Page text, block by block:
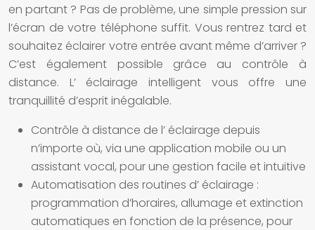
en partant ? Pas de problème, une simple pression sur
l’écran de votre téléphone suffit. Vous rentrez tard et
souhaitez éclairer votre entrée avant même d’arriver ?
C’est également possible grâce au contrôle à
distance. L’ éclairage intelligent vous offre une
tranquillité d’esprit inégalable.
Contrôle à distance de l’ éclairage depuis
n’importe où, via une application mobile ou un
assistant vocal, pour une gestion facile et intuitive
Automatisation des routines d’ éclairage :
programmation d’horaires, allumage et extinction
automatiques en fonction de la présence, pour